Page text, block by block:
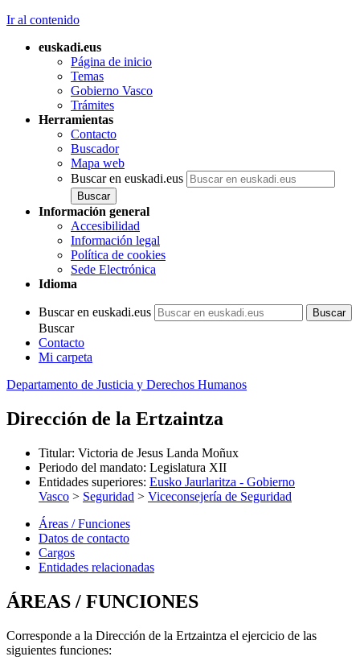
Ir al contenido
euskadi.eus
Página de inicio
Temas
Gobierno Vasco
Trámites
Herramientas
Contacto
Buscador
Mapa web
Buscar en euskadi.eus
Información general
Accesibilidad
Información legal
Política de cookies
Sede Electrónica
Idioma
Buscar en euskadi.eus
Buscar
Contacto
Mi carpeta
Departamento de Justicia y Derechos Humanos
Dirección de la Ertzaintza
Titular: Victoria de Jesus Landa Moñux
Periodo del mandato: Legislatura XII
Entidades superiores: Eusko Jaurlaritza - Gobierno
Vasco > Seguridad > Viceconsejería de Seguridad
Áreas / Funciones
Datos de contacto
Cargos
Entidades relacionadas
ÁREAS / FUNCIONES
Corresponde a la Dirección de la Ertzaintza el ejercicio de las
siguientes funciones: